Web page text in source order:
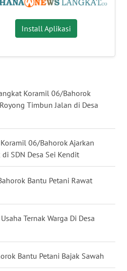
Install Aplikasi
Koramil 06/Bahorok
Timbun Jalan di Desa
06/Bahorok Ajarkan
SDN Desa Sei Kendit
Bantu Petani Rawat
Ternak Warga Di Desa
Bantu Petani Bajak Sawah